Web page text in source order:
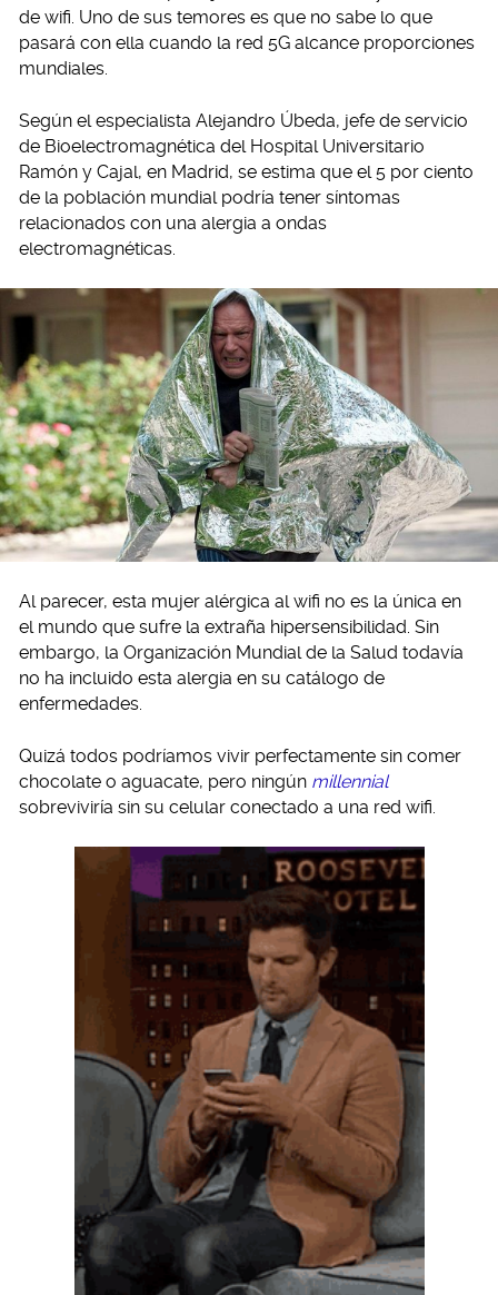
de wifi. Uno de sus temores es que no sabe lo que
pasará con ella cuando la red 5G alcance proporciones
mundiales.
Según el especialista Alejandro Úbeda, jefe de servicio
de Bioelectromagnética del Hospital Universitario
Ramón y Cajal, en Madrid, se estima que el 5 por ciento
de la población mundial podría tener síntomas
relacionados con una alergia a ondas
electromagnéticas.
Al parecer, esta mujer alérgica al wifi no es la única en
el mundo que sufre la extraña hipersensibilidad. Sin
embargo, la Organización Mundial de la Salud todavía
no ha incluido esta alergia en su catálogo de
enfermedades.
Quizá todos podríamos vivir perfectamente sin comer
chocolate o aguacate, pero ningún millennial
sobreviviría sin su celular conectado a una red wifi.